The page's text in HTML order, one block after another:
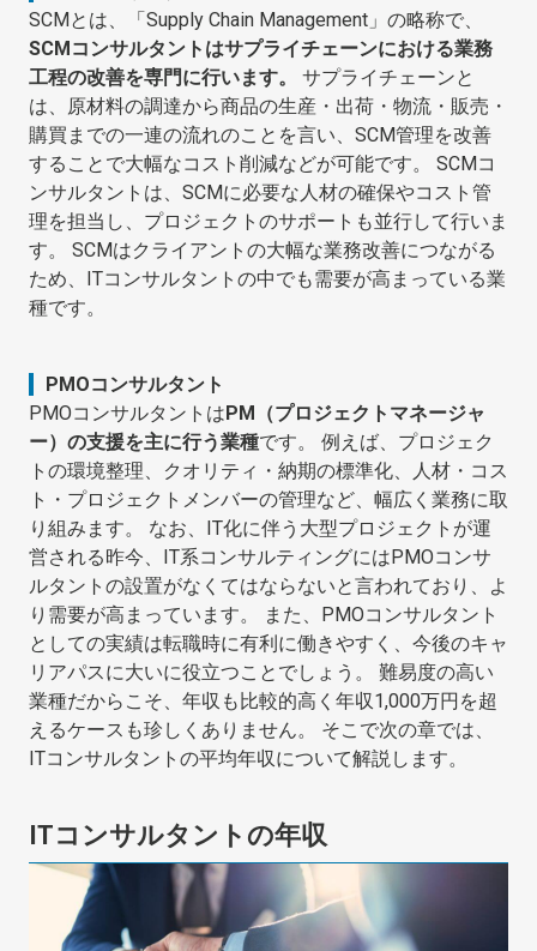
SCMとは、「Supply Chain Management」の略称で、
SCMコンサルタントはサプライチェーンにおける業務
工程の改善を専門に行います。
サプライチェーンと
は、原材料の調達から商品の生産・出荷・物流・販売・
購買までの一連の流れのことを言い、SCM管理を改善
することで大幅なコスト削減などが可能です。 SCMコ
ンサルタントは、SCMに必要な人材の確保やコスト管
理を担当し、プロジェクトのサポートも並行して行いま
す。 SCMはクライアントの大幅な業務改善につながる
ため、ITコンサルタントの中でも需要が高まっている業
種です。
PMOコンサルタント
PMOコンサルタントは PM（プロジェクトマネージャ
ー）の支援を主に行う業種です。 例えば、プロジェク
トの環境整理、クオリティ・納期の標準化、人材・コス
ト・プロジェクトメンバーの管理など、幅広く業務に取
り組みます。 なお、IT化に伴う大型プロジェクトが運
営される昨今、IT系コンサルティングにはPMOコンサ
ルタントの設置がなくてはならないと言われており、よ
り需要が高まっています。 また、PMOコンサルタント
としての実績は転職時に有利に働きやすく、今後のキャ
リアパスに大いに役立つことでしょう。 難易度の高い
業種だからこそ、年収も比較的高く年収1,000万円を超
えるケースも珍しくありません。 そこで次の章では、
ITコンサルタントの平均年収について解説します。
ITコンサルタントの年収